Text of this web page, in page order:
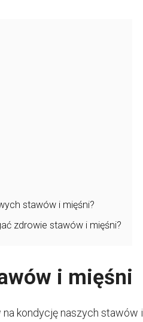
stawów i mięśni?
zdrowie stawów i mięśni?
i mięśni
kondycję naszych stawów